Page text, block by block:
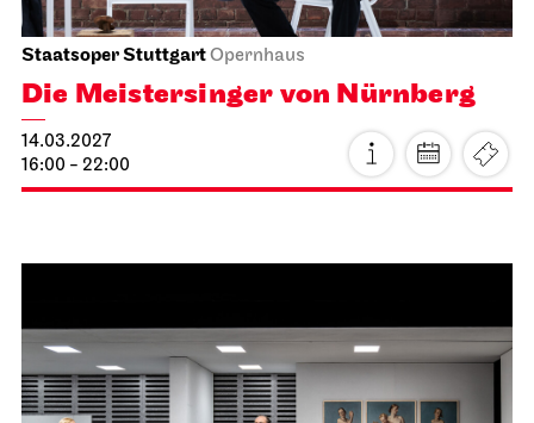
Stuttgarter Ballett Schauspielhaus